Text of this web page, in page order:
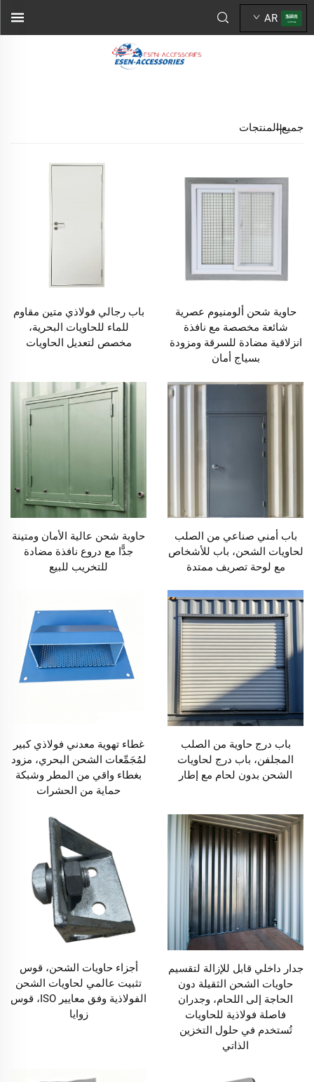
AR
جميع المنتجات
حاوية شحن ألومنيوم عصرية
شائعة مخصصة مع نافذة
انزلاقية مضادة للسرقة ومزودة
بسياج أمان
باب رجالي فولاذي متين مقاوم
للماء للحاويات البحرية،
مخصص لتعديل الحاويات
باب أمني صناعي من الصلب
لحاويات الشحن، باب للأشخاص
مع لوحة تصريف ممتدة
حاوية شحن عالية الأمان ومتينة
جدًّا مع دروع نافذة مضادة
للتخريب للبيع
باب درج حاوية من الصلب
المجلفن، باب درج لحاويات
الشحن بدون لحام مع إطار
غطاء تهوية معدني فولاذي كبير
لمُجَمِّعات الشحن البحري، مزود
بغطاء واقي من المطر وشبكة
حماية من الحشرات
جدار داخلي قابل للإزالة لتقسيم
حاويات الشحن الثقيلة دون
الحاجة إلى اللحام، وجدران
فاصلة فولاذية للحاويات
تُستخدم في حلول التخزين
الذاتي
أجزاء حاويات الشحن، قوس
تثبيت عالمي لحاويات الشحن
الفولاذية وفق معايير ISO، قوس
زوايا